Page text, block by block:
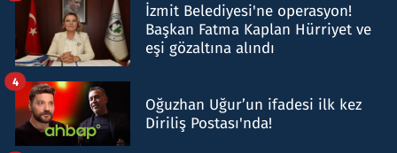
İzmit Belediyesi'ne operasyon!
Başkan Fatma Kaplan Hürriyet ve
eşi gözaltına alındı
Oğuzhan Uğur’un ifadesi ilk kez
Diriliş Postası'nda!
4